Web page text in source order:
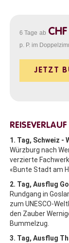
6 Tage ab
p. P. im
JETZT
REISEVERLAUF
1. Tag, Schweiz -
Würzburg nach
verzierte
«Bunte Stadt am
2. Tag, Ausflug
Rundgang in
zum UNESCO-
den Zauber
Bummelzug.
3. Tag, Ausflug